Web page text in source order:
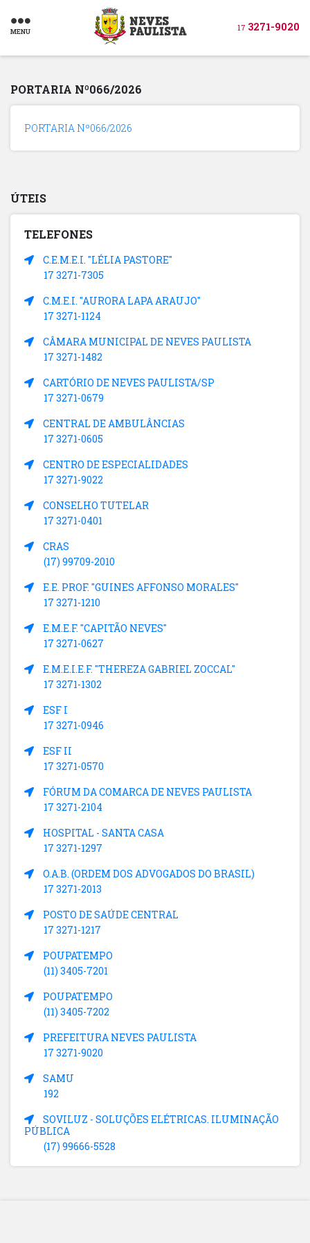
MENU 17 3271-9020
PORTARIA Nº066/2026
PORTARIA Nº066/2026
ÚTEIS
TELEFONES
C.E.M.E.I. "LÉLIA PASTORE"
17 3271-7305
C.M.E.I. "AURORA LAPA ARAUJO"
17 3271-1124
CÂMARA MUNICIPAL DE NEVES PAULISTA
17 3271-1482
CARTÓRIO DE NEVES PAULISTA/SP
17 3271-0679
CENTRAL DE AMBULÂNCIAS
17 3271-0605
CENTRO DE ESPECIALIDADES
17 3271-9022
CONSELHO TUTELAR
17 3271-0401
CRAS
(17) 99709-2010
E.E. PROF. "GUINES AFFONSO MORALES"
17 3271-1210
E.M.E.F. "CAPITÃO NEVES"
17 3271-0627
E.M.E.I.E.F. "THEREZA GABRIEL ZOCCAL"
17 3271-1302
ESF I
17 3271-0946
ESF II
17 3271-0570
FÓRUM DA COMARCA DE NEVES PAULISTA
17 3271-2104
HOSPITAL - SANTA CASA
17 3271-1297
O.A.B. (ORDEM DOS ADVOGADOS DO BRASIL)
17 3271-2013
POSTO DE SAÚDE CENTRAL
17 3271-1217
POUPATEMPO
(11) 3405-7201
POUPATEMPO
(11) 3405-7202
PREFEITURA NEVES PAULISTA
17 3271-9020
SAMU
192
SOVILUZ - SOLUÇÕES ELÉTRICAS. ILUMINAÇÃO
PÚBLICA
(17) 99666-5528